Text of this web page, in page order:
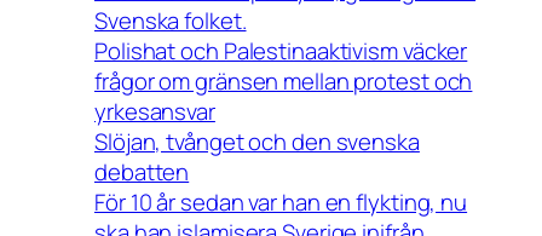
Svenska folket.
Polishat och Palestinaaktivism väcker
frågor om gränsen mellan protest och
yrkesansvar
Slöjan, tvånget och den svenska
debatten
För 10 år sedan var han en flykting, nu